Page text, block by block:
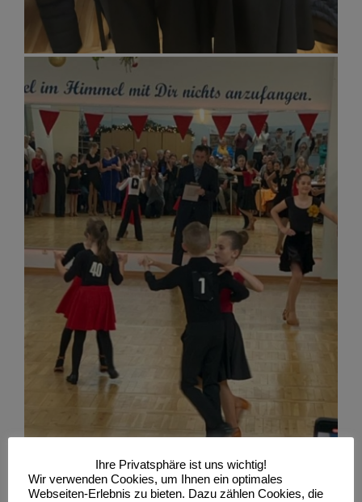
Ihre Privatsphäre ist uns wichtig!
Wir verwenden Cookies, um Ihnen ein optimales
Webseiten-Erlebnis zu bieten. Dazu zählen Cookies, die